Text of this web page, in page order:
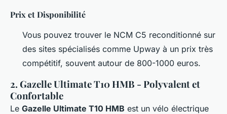
Prix et Disponibilité
Vous pouvez trouver le NCM C5 reconditionné sur
des sites spécialisés comme Upway à un prix très
compétitif, souvent autour de 800-1000 euros.
2. Gazelle Ultimate T10 HMB - Polyvalent et
Confortable
Le Gazelle Ultimate T10 HMB est un vélo électrique